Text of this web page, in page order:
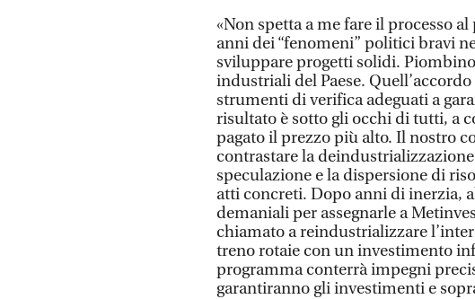
«Non spetta a me fare il processo
anni dei “fenomeni” politici bravi
sviluppare progetti solidi.
industriali del Paese.
strumenti di verifica adeguati a
risultato è sotto gli occhi di tutti, a
pagato il prezzo più alto. Il nostro
contrastare la
speculazione e la dispersione di
atti concreti. Dopo anni di inerzia,
demaniali per assegnarle a
chiamato a reindustrializzare
treno rotaie con un investimento
programma conterrà impegni
garantiranno gli investimenti e